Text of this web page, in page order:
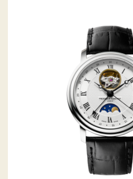
CLASSICS HEART